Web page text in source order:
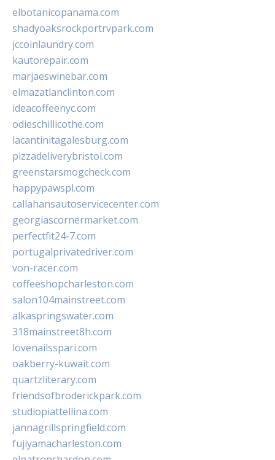
elbotanicopanama.com
shadyoaksrockportrvpark.com
jccoinlaundry.com
kautorepair.com
marjaeswinebar.com
elmazatlanclinton.com
ideacoffeenyc.com
odieschillicothe.com
lacantinitagalesburg.com
pizzadeliverybristol.com
greenstarsmogcheck.com
happypawspl.com
callahansautoservicecenter.com
georgiascornermarket.com
perfectfit24-7.com
portugalprivatedriver.com
von-racer.com
coffeeshopcharleston.com
salon104mainstreet.com
alkaspringswater.com
318mainstreet8h.com
lovenailsspari.com
oakberry-kuwait.com
quartzliterary.com
friendsofbroderickpark.com
studiopiattellina.com
jannagrillspringfield.com
fujiyamacharleston.com